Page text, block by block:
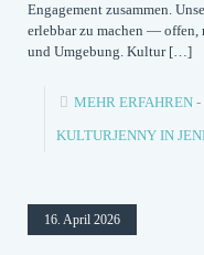
Engagement zusammen.
erlebbar zu machen — offen,
und Umgebung. Kultur[…]
MEHR ERFAHREN -
KULTURJENNY IN
16. April 2026